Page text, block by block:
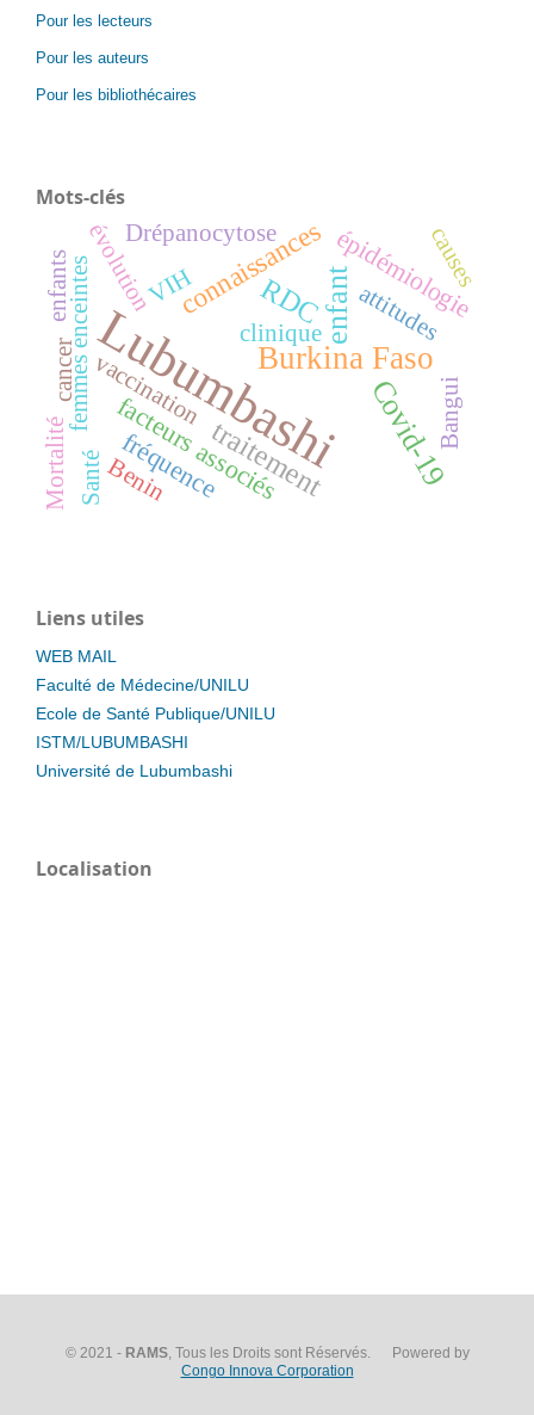
Pour les lecteurs
Pour les auteurs
Pour les bibliothécaires
Mots-clés
LubumbashiBurkina Faso
Covid-19
enfant
RDC
traitement
connaissancesépidémiologie
facteurs associés
fréquence
clinique
évolutionVIH
Drépanocytose
vaccination Bangui
Benin
femmes enceintes
cancer
attitudes
Mortalité
enfants
Santé
causes
Liens utiles
WEB MAIL
Faculté de Médecine/UNILU
Ecole de Santé Publique/UNILU
ISTM/LUBUMBASHI
Université de Lubumbashi
Localisation
© 2021 - RAMS, Tous les Droits sont Réservés. Powered by
Congo Innova Corporation